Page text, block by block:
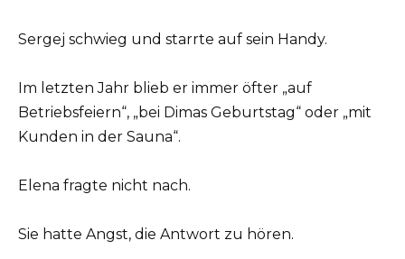
Sergej schwieg und starrte auf sein Handy.
Im letzten Jahr blieb er immer öfter „auf
Betriebsfeiern“, „bei Dimas Geburtstag“ oder „mit
Kunden in der Sauna“.
Elena fragte nicht nach.
Sie hatte Angst, die Antwort zu hören.